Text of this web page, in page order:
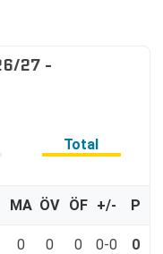
27 -
Total
MA ÖV ÖF +/- P
0 0 0 0-0 0